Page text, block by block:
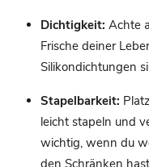
Dichtigkeit: Achte
Frische deiner
Silikondichtungen
Stapelbarkeit:
leicht stapeln und
wichtig, wenn du
den Schränken